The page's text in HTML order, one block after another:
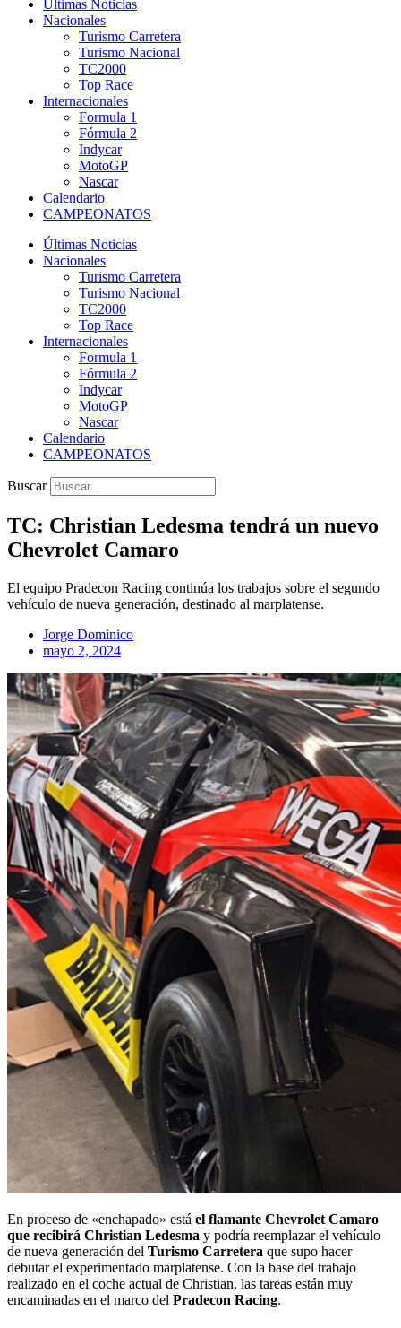
Últimas Noticias
Nacionales
Turismo Carretera
Turismo Nacional
TC2000
Top Race
Internacionales
Formula 1
Fórmula 2
Indycar
MotoGP
Nascar
Calendario
CAMPEONATOS
Últimas Noticias
Nacionales
Turismo Carretera
Turismo Nacional
TC2000
Top Race
Internacionales
Formula 1
Fórmula 2
Indycar
MotoGP
Nascar
Calendario
CAMPEONATOS
Buscar
TC: Christian Ledesma tendrá un nuevo
Chevrolet Camaro
El equipo Pradecon Racing continúa los trabajos sobre el segundo
vehículo de nueva generación, destinado al marplatense.
Jorge Dominico
mayo 2, 2024
En proceso de «enchapado» está el flamante Chevrolet Camaro
que recibirá Christian Ledesma y podría reemplazar el vehículo
de nueva generación del Turismo Carretera que supo hacer
debutar el experimentado marplatense. Con la base del trabajo
realizado en el coche actual de Christian, las tareas están muy
encaminadas en el marco del Pradecon Racing.